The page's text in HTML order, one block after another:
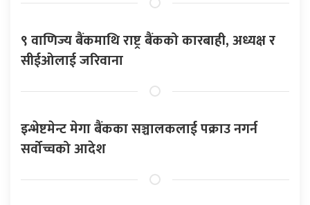
९ वाणिज्य बैंकमाथि राष्ट्र बैंकको कारबाही, अध्यक्ष र
सीईओलाई जरिवाना
इन्भेष्टमेन्ट मेगा बैंकका सञ्चालकलाई पक्राउ नगर्न
सर्वोच्चको आदेश